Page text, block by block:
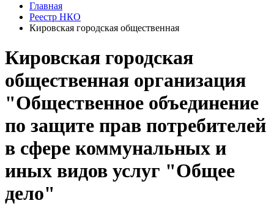
Главная
Реестр НКО
Кировская городская общественная
Кировская городская
общественная организация
"Общественное объединение
по защите прав потребителей
в сфере коммунальных и
иных видов услуг "Общее
дело"